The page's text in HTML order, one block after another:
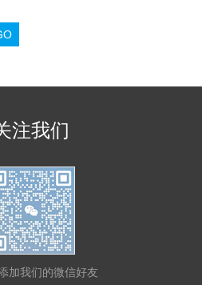
注我们
加我们的微信好友